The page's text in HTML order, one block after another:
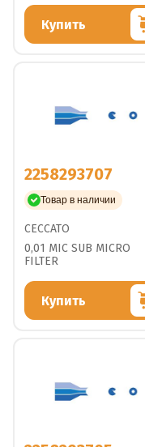
Купить
2258293707
Товар в наличии
CECCATO
0,01 MIC SUB MICRO
FILTER
Купить